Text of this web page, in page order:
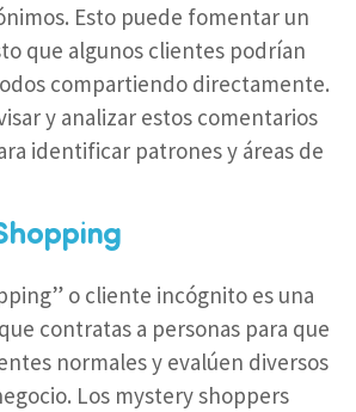
Esto puede fomentar un
que algunos clientes podrían
compartiendo directamente.
y analizar estos comentarios
identificar patrones y áreas de
o cliente incógnito es una
contratas a personas para que
normales y evalúen diversos
Los mystery shoppers